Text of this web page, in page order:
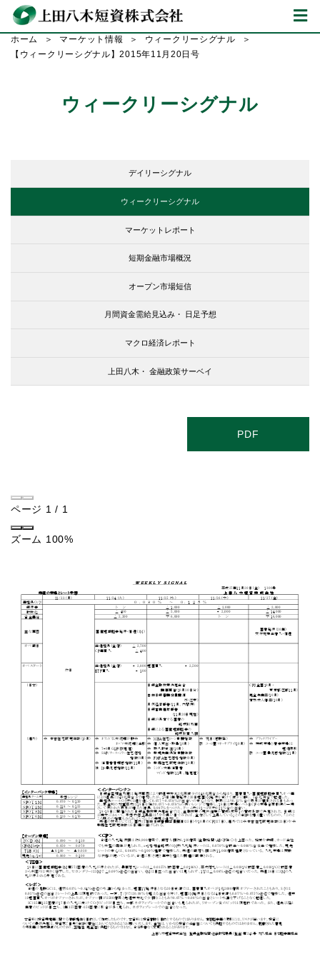
ホーム マーケット情報
ウィークリーシグナル
【ウィークリーシグナル】2015年11月20日号
ウィークリーシグナル
デイリーシグナル
ウィークリーシグナル
マーケットレポート
短期金融市場概況
オープン市場短信
月間資金需給見込み・ 日足予想
マクロ経済レポート
上田八木・ 金融政策サーベイ
PDF
ページ 1 / 1
ズーム 100%